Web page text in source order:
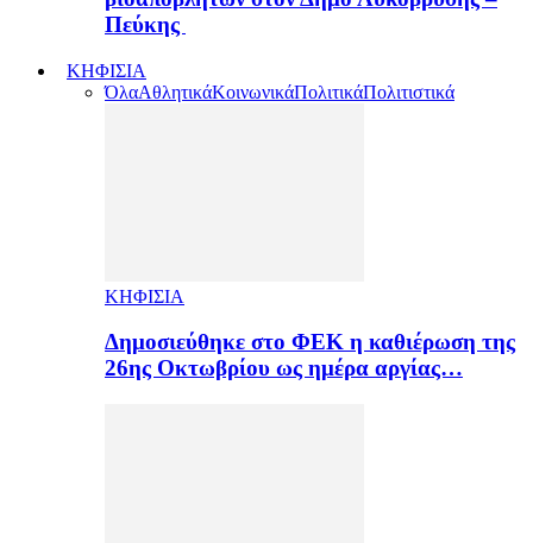
Πεύκης
ΚΗΦΙΣΙΑ
ΌλαΑθλητικάΚοινωνικάΠολιτικάΠολιτιστικά
ΚΗΦΙΣΙΑ
Δημοσιεύθηκε στο ΦΕΚ η καθιέρωση της
26ης Οκτωβρίου ως ημέρα αργίας…